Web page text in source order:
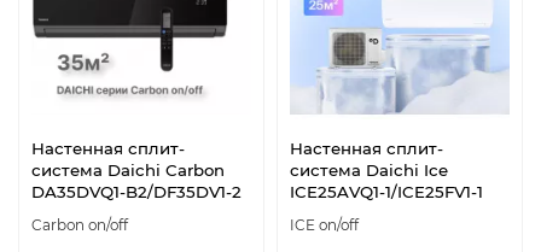
Настенная сплит-
система Daichi Carbon
DA35DVQ1-B2/DF35DV1-2
Carbon on/off
Настенная сплит-
система Daichi Ice
ICE25AVQ1-1/ICE25FV1-1
ICE on/off